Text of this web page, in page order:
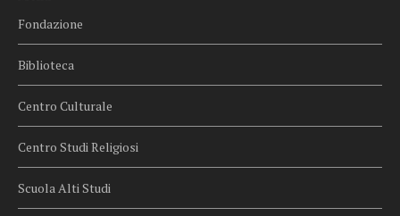
Fondazione
Biblioteca
Centro Culturale
Centro Studi Religiosi
Scuola Alti Studi